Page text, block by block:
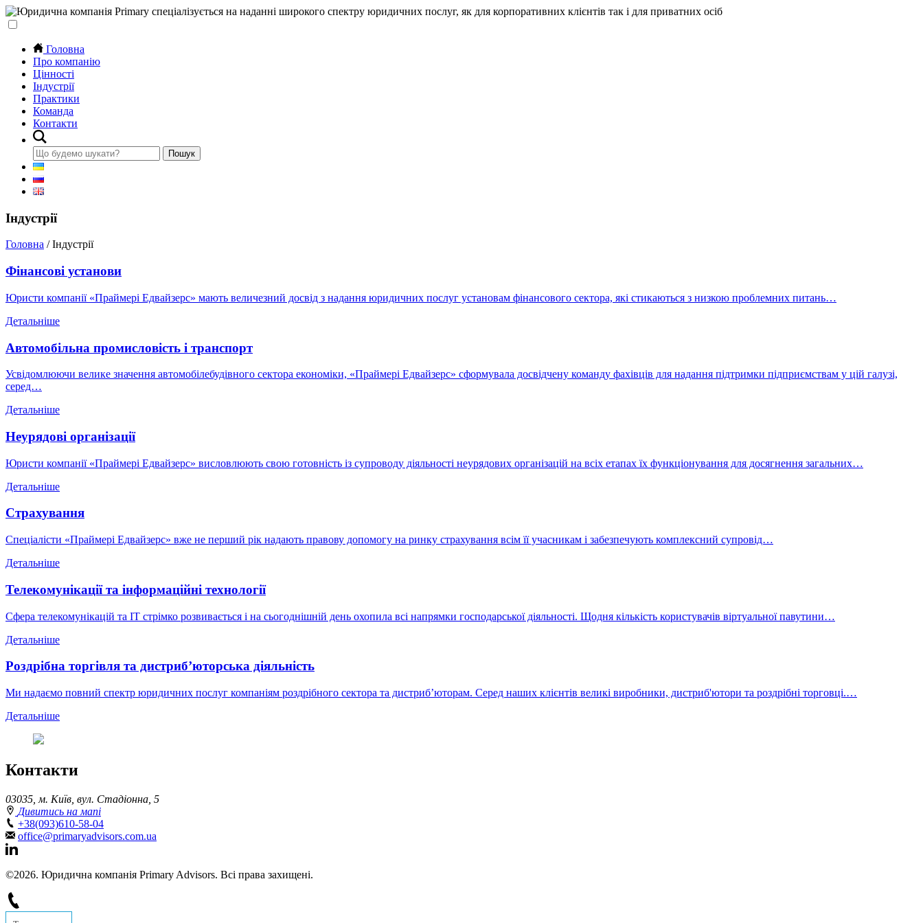
Головна
Про компанію
Цінності
Індустрії
Практики
Команда
Контакти
Індустрії
Головна /Індустрії
Фінансові установи
Юристи компанії «Праймері Едвайзерс» мають величезний досвід з надання юридичних послуг установам фінансового сектора, які стикаються з низкою проблемних питань…
Детальніше
Автомобільна промисловість і транспорт
Усвідомлюючи велике значення автомобілебудівного сектора економіки, «Праймері Едвайзерс» сформувала досвідчену команду фахівців для надання підтримки підприємствам у цій галузі,
серед…
Детальніше
Неурядові організації
Юристи компанії «Праймері Едвайзерс» висловлюють свою готовність із супроводу діяльності неурядових організацій на всіх етапах їх функціонування для досягнення загальних…
Детальніше
Страхування
Спеціалісти «Праймері Едвайзерс» вже не перший рік надають правову допомогу на ринку страхування всім її учасникам і забезпечують комплексний супровід…
Детальніше
Телекомунікації та інформаційні технології
Сфера телекомунікацій та IT стрімко розвивається і на сьогоднішній день охопила всі напрямки господарської діяльності. Щодня кількість користувачів віртуальної павутини…
Детальніше
Роздрібна торгівля та дистриб’юторська діяльність
Ми надаємо повний спектр юридичних послуг компаніям роздрібного сектора та дистриб’юторам. Серед наших клієнтів великі виробники, дистриб'ютори та роздрібні торговці.…
Детальніше
Контакти
03035, м. Київ, вул. Стадіонна, 5
Дивитись на мапі
+38(093)610-58-04
office@primaryadvisors.com.ua
©2026. Юридична компанія Primary Advisors. Всі права захищені.